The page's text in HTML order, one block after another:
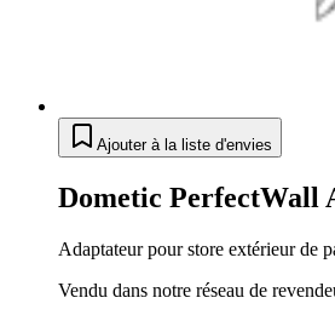
Ajouter à la liste d'envies
Dometic PerfectWall
Adaptateur pour store extérieur de
Vendu dans notre réseau de